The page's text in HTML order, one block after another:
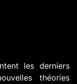
les derniers
théories